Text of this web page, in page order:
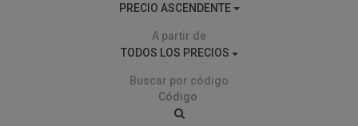
PRECIO ASCENDENTE
A partir de
TODOS LOS PRECIOS
Buscar por código